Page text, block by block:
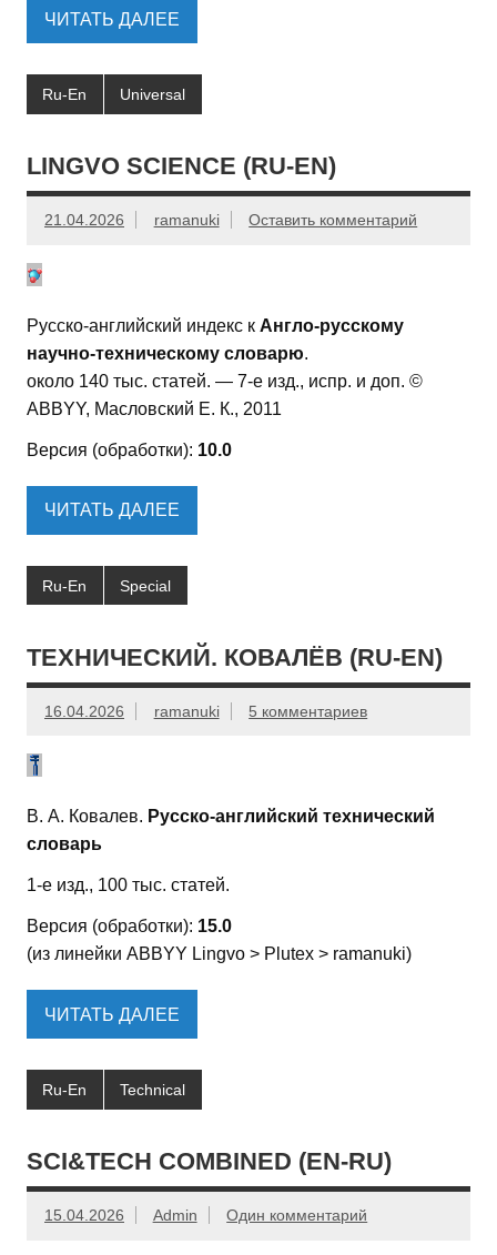
ЧИТАТЬ ДАЛЕЕ
Ru-En Universal
LINGVO SCIENCE (RU-EN)
21.04.2026 ramanuki Оставить комментарий
Русско-английский индекс к Англо-русскому
научно-техническому словарю.
около 140 тыс. статей. — 7-е изд., испр. и доп. ©
ABBYY, Масловский Е. К., 2011
Версия (обработки): 10.0
ЧИТАТЬ ДАЛЕЕ
Ru-En Special
ТЕХНИЧЕСКИЙ. КОВАЛЁВ (RU-EN)
16.04.2026 ramanuki 5 комментариев
В. А. Ковалев. Русско-английский технический
словарь
1-е изд., 100 тыс. статей.
Версия (обработки): 15.0
(из линейки ABBYY Lingvo > Plutex > ramanuki)
ЧИТАТЬ ДАЛЕЕ
Ru-En Technical
SCI&TECH COMBINED (EN-RU)
15.04.2026 Admin Один комментарий